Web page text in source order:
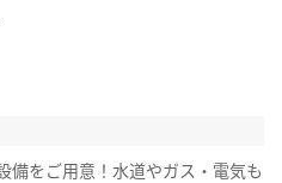
備をご用意！水道やガス・電気も